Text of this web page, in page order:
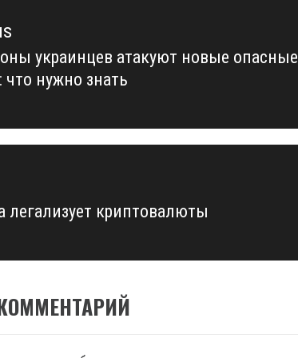
украинцев атакуют новые опасные
что нужно знать
легализует криптовалюты